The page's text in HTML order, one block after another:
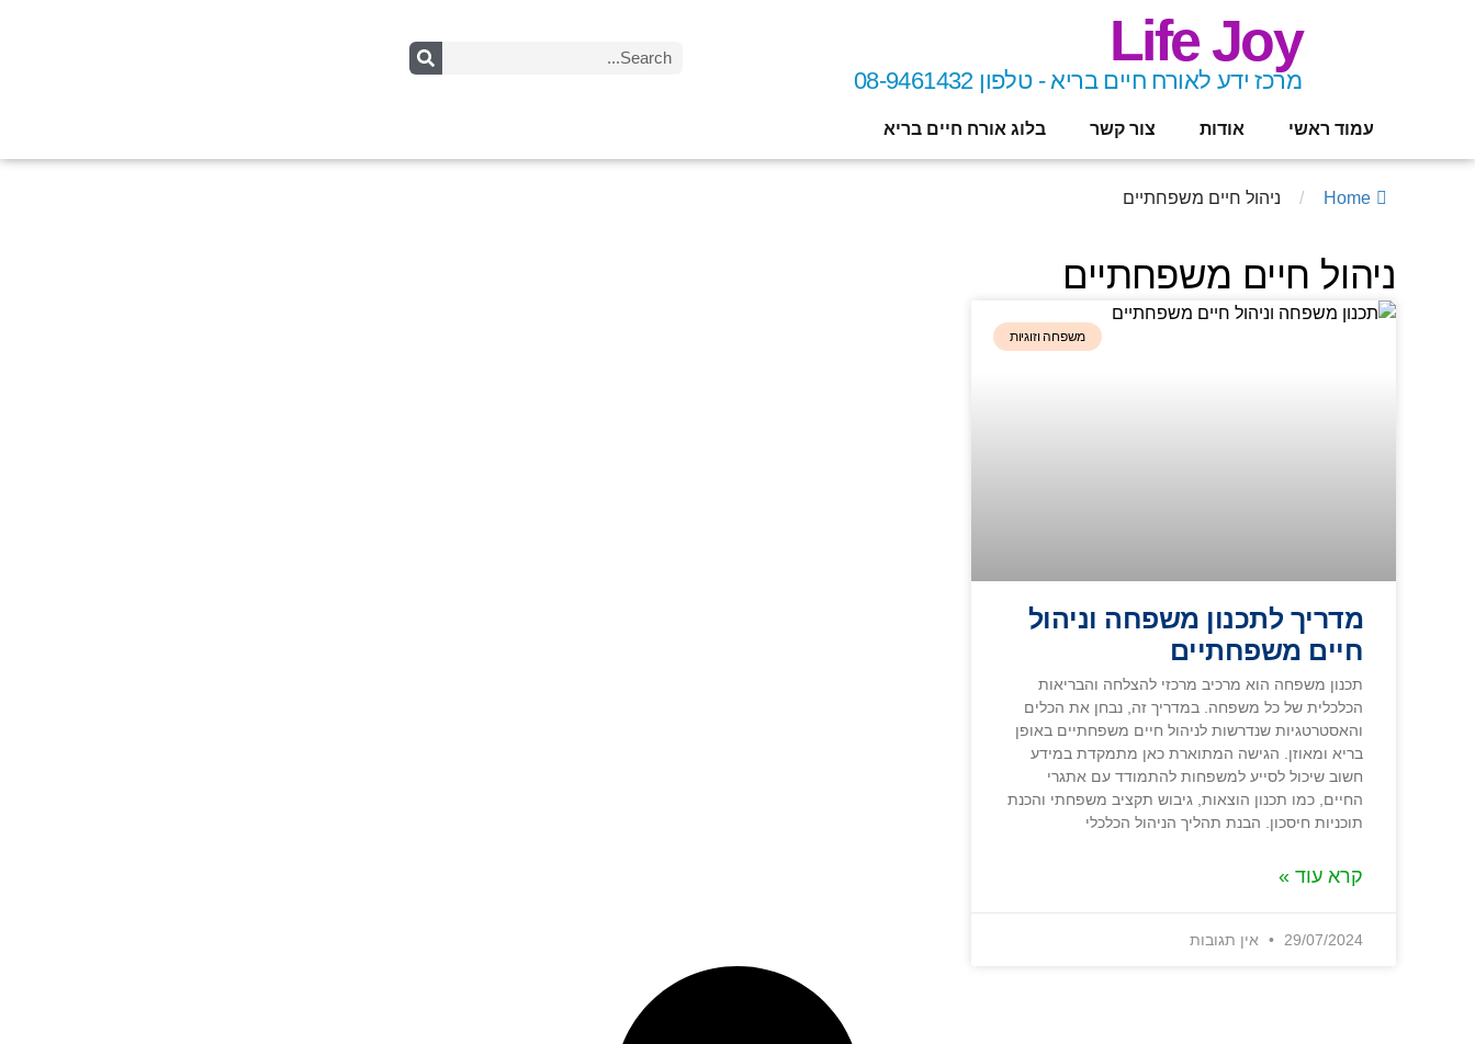
Life Joy
מרכז ידע לאורח חיים בריא - טלפון 08-9461432
עמוד ראשי אודות צור קשר בלוג אורח חיים בריא
Home
/ ניהול חיים משפחתיים
ניהול חיים משפחתיים
משפחה וזוגיות
מדריך לתכנון משפחה וניהול
חיים משפחתיים
תכנון משפחה הוא מרכיב מרכזי להצלחה והבריאות
הכלכלית של כל משפחה. במדריך זה, נבחן את הכלים
והאסטרטגיות שנדרשות לניהול חיים משפחתיים באופן
בריא ומאוזן. הגישה המתוארת כאן מתמקדת במידע
חשוב שיכול לסייע למשפחות להתמודד עם אתגרי
החיים, כמו תכנון הוצאות, גיבוש תקציב משפחתי והכנת
תוכניות חיסכון. הבנת תהליך הניהול הכלכלי
קרא עוד »
29/07/2024 אין תגובות